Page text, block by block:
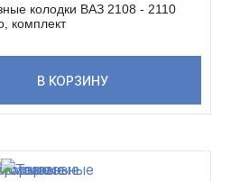
колодки ВАЗ 2108 - 2110
комплект
В КОРЗИНУ